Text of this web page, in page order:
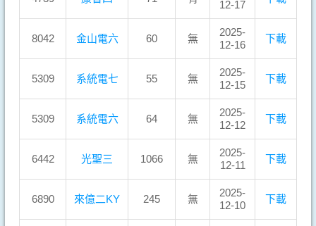
12-17
8042 金山電六 60 無
2025-
12-16
下載
5309 系統電七 55 無
2025-
12-15
下載
5309 系統電六 64 無
2025-
12-12
下載
6442 光聖三 1066 無
2025-
12-11
下載
6890 來億二KY 245 無
2025-
12-10
下載